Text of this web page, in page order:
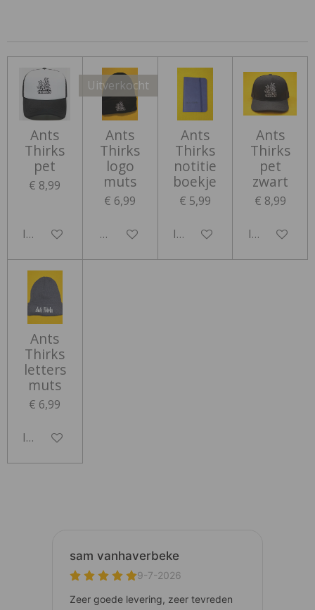
Ants
Thirks
pet
€ 8,99
In winkelwagen
Uitverkocht
Ants
Thirks
logo
muts
€ 6,99
Houd mij op de hoogte
Ants
Thirks
notitie
boekje
€ 5,99
In winkelwagen
Ants
Thirks
pet
zwart
€ 8,99
In
Ants
Thirks
letters
muts
€ 6,99
In winkelwagen